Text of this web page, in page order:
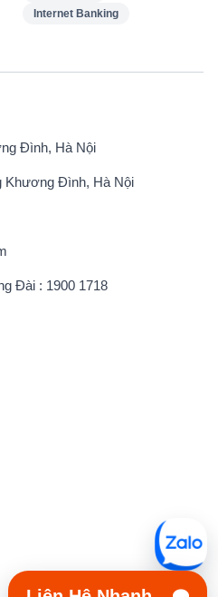
Internet Banking
Đình, Hà Nội
Khương Đình, Hà Nội
Đài : 1900 1718